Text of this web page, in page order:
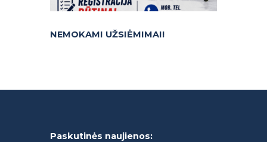
NEMOKAMI UŽSIĖMIMAI!
Paskutinės naujienos: